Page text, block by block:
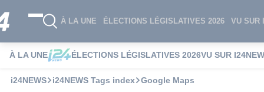
À LA UNE ÉLECTIONS LÉGISLATIVES 2026 VU SUR
À LA UNE ÉLECTIONS LÉGISLATIVES 2026VU SUR
i24NEWS i24NEWS Tags index Google Maps